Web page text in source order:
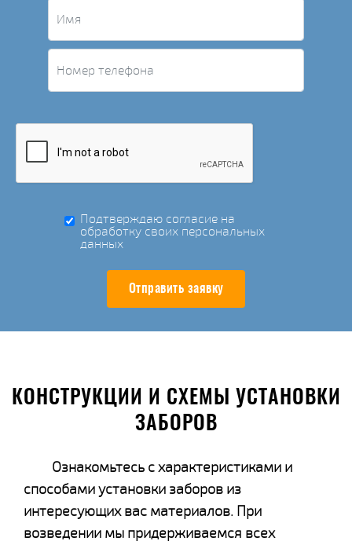
Подтверждаю согласие на
обработку своих персональных
данных
Отправить заявку
КОНСТРУКЦИИ И СХЕМЫ УСТАНОВКИ
ЗАБОРОВ
Ознакомьтесь с характеристиками и
способами установки заборов из
интересующих вас материалов. При
возведении мы придерживаемся всех